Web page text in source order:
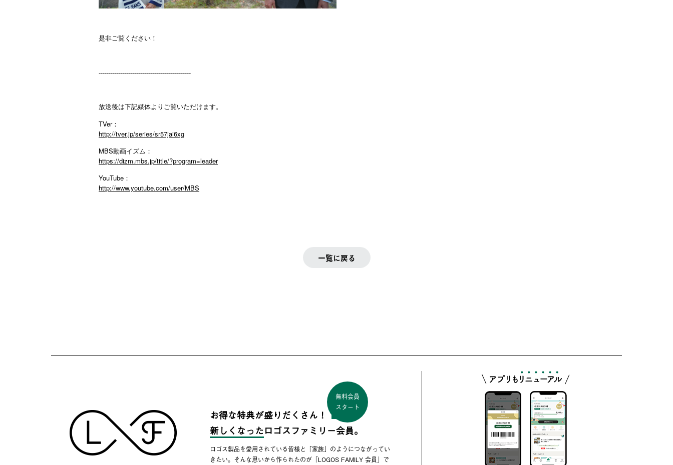
是非ご覧ください！
----------------------------------------------
放送後は下記媒体よりご覧いただけます。
TVer：
http://tver.jp/series/sr57jai6xg
MBS動画イズム：
https://dizm.mbs.jp/title/?program=leader
YouTube：
http://www.youtube.com/user/MBS
一覧に戻る
お得な特典が盛りだくさん！
無料会員
スタート
新しくなったロゴスファミリー会員。
ロゴス製品を愛用されている皆様と「家族」のようにつながってい
きたい。そんな思いから作られたのが「LOGOS FAMILY 会員」で